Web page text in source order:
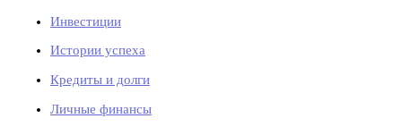
Инвестиции
Истории успеха
Кредиты и долги
Личные финансы